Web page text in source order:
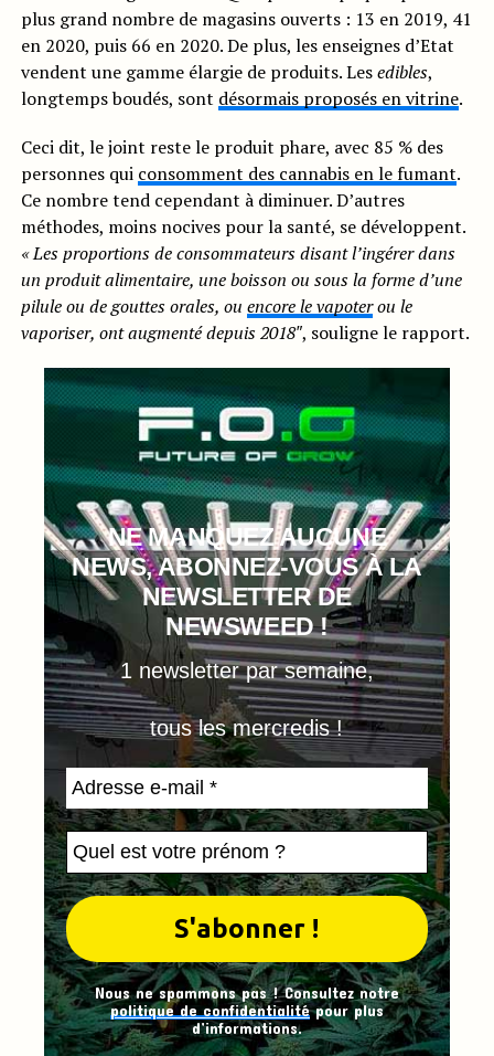
plus grand nombre de magasins ouverts : 13 en 2019, 41
en 2020, puis 66 en 2020. De plus, les enseignes d’Etat
vendent une gamme élargie de produits. Lesedibles,
longtemps boudés, sont désormais proposés en vitrine.
Ceci dit, le joint reste le produit phare, avec 85 % des
personnes qui consomment des cannabis en le fumant.
Ce nombre tend cependant à diminuer. D’autres
méthodes, moins nocives pour la santé, se développent.
« Les proportions de consommateurs disant l’ingérer dans
un produit alimentaire, une boisson ou sous la forme d’une
pilule ou de gouttes orales, ou encore le vapoterou le
vaporiser, ont augmenté depuis 2018″, souligne le rapport.
NE MANQUEZ AUCUNE
NEWS, ABONNEZ-VOUS À LA
NEWSLETTER DE
NEWSWEED !
1 newsletter par semaine,
tous les mercredis !
Nous ne spammons pas ! Consultez notre
politique de confidentialitépour plus
d’informations.